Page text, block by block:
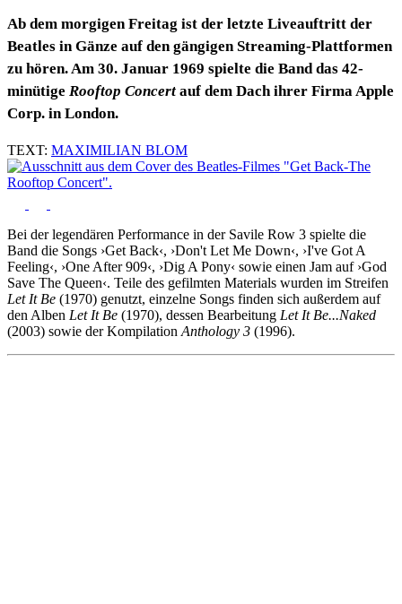
Ab dem morgigen Freitag ist der letzte Liveauftritt der
Beatles in Gänze auf den gängigen Streaming-Plattformen
zu hören. Am 30. Januar 1969 spielte die Band das 42-
minütige Rooftop Concert auf dem Dach ihrer Firma Apple
Corp. in London.
TEXT: MAXIMILIAN BLOM
Bei der legendären Performance in der Savile Row 3 spielte die
Band die Songs ›Get Back‹, ›Don't Let Me Down‹, ›I've Got A
Feeling‹, ›One After 909‹, ›Dig A Pony‹ sowie einen Jam auf ›God
Save The Queen‹. Teile des gefilmten Materials wurden im Streifen
Let It Be (1970) genutzt, einzelne Songs finden sich außerdem auf
den Alben Let It Be (1970), dessen Bearbeitung Let It Be...Naked
(2003) sowie der Kompilation Anthology 3 (1996).